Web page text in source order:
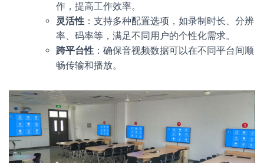
作，提高工作效率。
灵活性 ：支持多种配置选项，如录制时长、分辨
率、码率等，满足不同用户的个性化需求。
跨平台性 ：确保音视频数据可以在不同平台间顺
畅传输和播放。